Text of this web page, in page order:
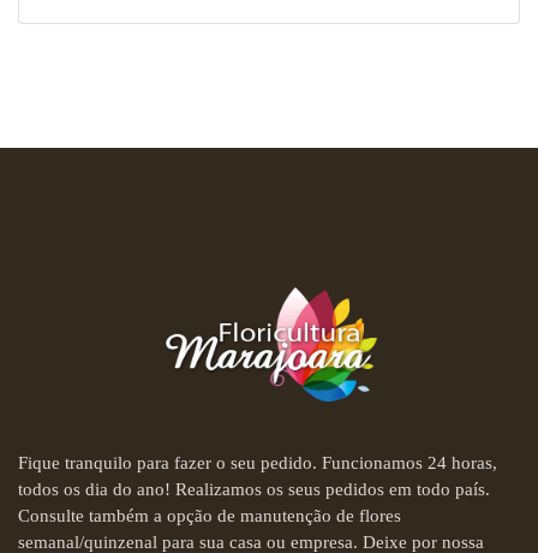
Fique tranquilo para fazer o seu pedido. Funcionamos 24 horas,
todos os dia do ano! Realizamos os seus pedidos em todo país.
Consulte também a opção de manutenção de flores
semanal/quinzenal para sua casa ou empresa. Deixe por nossa